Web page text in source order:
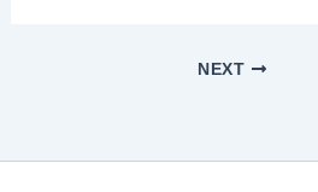
NEXT